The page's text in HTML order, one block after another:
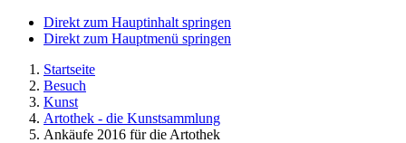
Direkt zum Hauptinhalt springen
Direkt zum Hauptmenü springen
Startseite
Besuch
Kunst
Artothek - die Kunstsammlung
Ankäufe 2016 für die Artothek